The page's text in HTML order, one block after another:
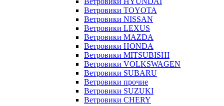
Ветровики TOYOTA
Ветровики NISSAN
Ветровики LEXUS
Ветровики MAZDA
Ветровики HONDA
Ветровики MITSUBISHI
Ветровики VOLKSWAGEN
Ветровики SUBARU
Ветровики прочие
Ветровики SUZUKI
Ветровики CHERY